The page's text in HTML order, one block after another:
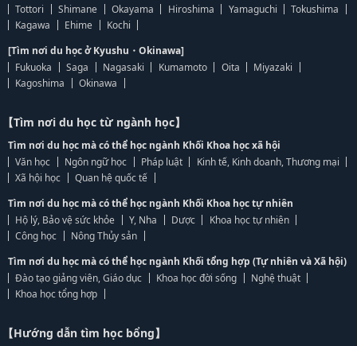
Tottori
Shimane Okayama Hiroshima Yamaguchi
Tokushima
Kagawa
Ehime
Kochi
[Tìm nơi du học ở Kyushu・Okinawa]
Fukuoka
Saga Nagasaki Kumamoto Oita
Miyazaki
Kagoshima
Okinawa
【Tìm nơi du học từ ngành học】
Tìm nơi du học mà có thể học ngành Khối Khoa học xã hội
Văn học
Ngôn ngữ học Pháp luật
Kinh tế, Kinh doanh, Thương mại
Xã hội học
Quan hệ quốc tế
Tìm nơi du học mà có thể học ngành Khối Khoa học tự nhiên
Hộ lý, Bảo vệ sức khỏe
Y, Nha Dược
Khoa học tự nhiên
Công học
Nông Thủy sản
Tìm nơi du học mà có thể học ngành Khối tổng hợp (Tự nhiên và Xã hội)
Đào tạo giảng viên, Giáo dục
Khoa học đời sống
Nghệ thuật
Khoa học tổng hợp
【Hướng dẫn tìm học bổng】